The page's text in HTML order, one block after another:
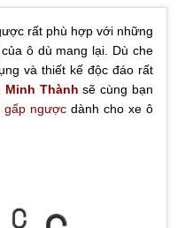
rất phù hợp với những
ô dù mang lại. Dù che
và thiết kế độc đáo rất
Minh Thành sẽ cùng bạn
gấp ngược dành cho xe ô